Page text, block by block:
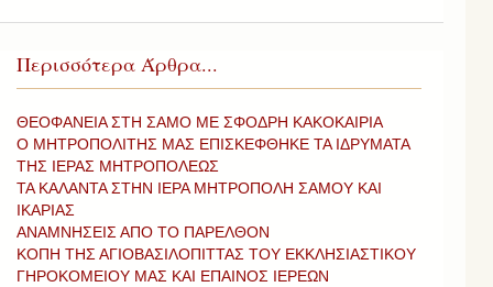
Περισσότερα Άρθρα...
ΘΕΟΦΑΝΕΙΑ ΣΤΗ ΣΑΜΟ ΜΕ ΣΦΟΔΡΗ ΚΑΚΟΚΑΙΡΙΑ
O ΜΗΤΡΟΠΟΛΙΤΗΣ ΜΑΣ ΕΠΙΣΚΕΦΘΗΚΕ ΤΑ ΙΔΡΥΜΑΤΑ
ΤΗΣ ΙΕΡΑΣ ΜΗΤΡΟΠΟΛΕΩΣ
ΤΑ ΚΑΛΑΝΤΑ ΣΤΗΝ ΙΕΡΑ ΜΗΤΡΟΠΟΛΗ ΣΑΜΟΥ ΚΑΙ
ΙΚΑΡΙΑΣ
ΑΝΑΜΝΗΣΕΙΣ ΑΠΟ ΤΟ ΠΑΡΕΛΘΟΝ
ΚΟΠΗ ΤΗΣ ΑΓΙΟΒΑΣΙΛΟΠΙΤΤΑΣ ΤΟΥ ΕΚΚΛΗΣΙΑΣΤΙΚΟΥ
ΓΗΡΟΚΟΜΕΙΟΥ ΜΑΣ ΚΑΙ ΕΠΑΙΝΟΣ ΙΕΡΕΩΝ